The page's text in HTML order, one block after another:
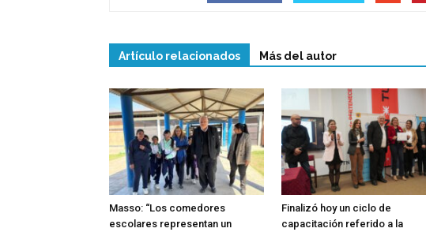
Artículo relacionados Más del autor
Masso: “Los comedores
escolares representan un
Finalizó hoy un ciclo de
capacitación referido a la